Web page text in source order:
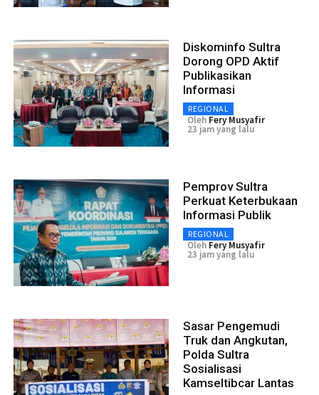
Diskominfo Sultra
Dorong OPD Aktif
Publikasikan
Informasi
REGIONAL
Oleh Fery Musyafir
23 jam yang lalu
Pemprov Sultra
Perkuat Keterbukaan
Informasi Publik
REGIONAL
Oleh Fery Musyafir
23 jam yang lalu
Sasar Pengemudi
Truk dan Angkutan,
Polda Sultra
Sosialisasi
Kamseltibcar Lantas